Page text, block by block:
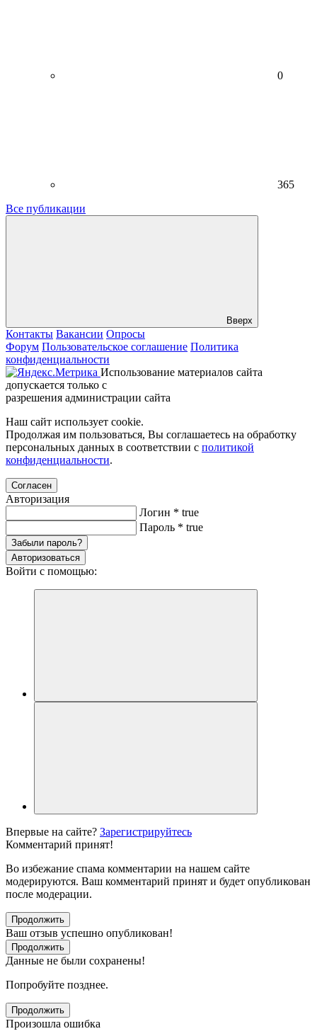
0
365
Все публикации
Вверх
Контакты Вакансии Опросы
Форум Пользовательское соглашение Политика
конфиденциальности
Использование материалов сайта
допускается только с
разрешения администрации сайта
Наш сайт использует cookie.
Продолжая им пользоваться, Вы соглашаетесь на обработку
персональных данных в соответствии с политикой
конфиденциальности.
Согласен
Авторизация
Логин * true
Пароль * true
Забыли пароль?
Авторизоваться
Войти с помощью:
Впервые на сайте? Зарегистрируйтесь
Комментарий принят!
Во избежание спама комментарии на нашем сайте
модерируются. Ваш комментарий принят и будет опубликован
после модерации.
Продолжить
Ваш отзыв успешно опубликован!
Продолжить
Данные не были сохранены!
Попробуйте позднее.
Продолжить
Произошла ошибка